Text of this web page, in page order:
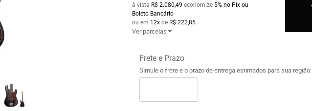
à vista R$ 2.080,49 economize 5% no Pix ou
Boleto Bancário
ou em 12xde R$ 222,85
Ver parcelas
Frete e Prazo
Simule o frete e o prazo de entrega estimados para sua região: